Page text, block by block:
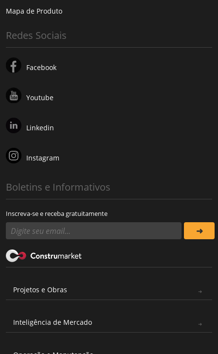
Mapa de Produto
Redes Sociais
Facebook
Youtube
Linkedin
Instagram
Boletins e Informativos
Inscreva-se e receba gratuitamente
Projetos e Obras
Inteligência de Mercado